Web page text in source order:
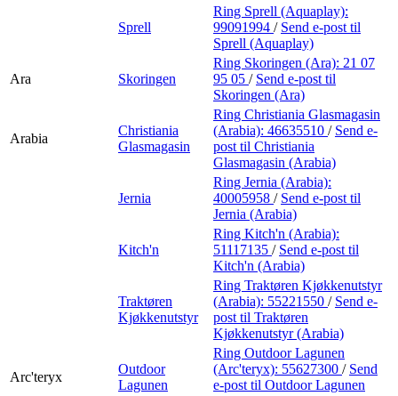
Sprell
Ring Sprell (Aquaplay):
99091994 / Send e-post til
Sprell (Aquaplay)
Ara Skoringen
Ring Skoringen (Ara): 21 07
95 05 / Send e-post til
Skoringen (Ara)
Arabia
Christiania
Glasmagasin
Ring Christiania Glasmagasin
(Arabia): 46635510 / Send e-
post til Christiania
Glasmagasin (Arabia)
Jernia
Ring Jernia (Arabia):
40005958 / Send e-post til
Jernia (Arabia)
Kitch'n
Ring Kitch'n (Arabia):
51117135 / Send e-post til
Kitch'n (Arabia)
Traktøren
Kjøkkenutstyr
Ring Traktøren Kjøkkenutstyr
(Arabia): 55221550 / Send e-
post til Traktøren
Kjøkkenutstyr (Arabia)
Arc'teryx
Outdoor
Lagunen
Ring Outdoor Lagunen
(Arc'teryx): 55627300 / Send
e-post til Outdoor Lagunen